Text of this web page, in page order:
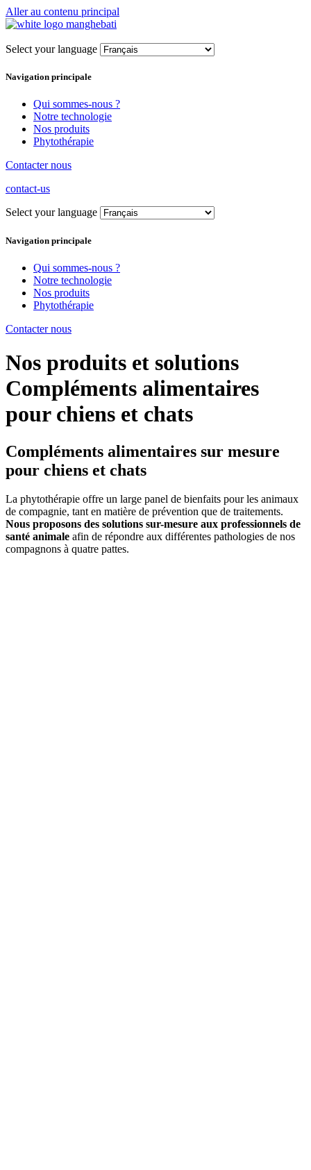
Aller au contenu principal
Select your language
Navigation principale
Qui sommes-nous ?
Notre technologie
Nos produits
Phytothérapie
Contacter nous
contact-us
Select your language
Navigation principale
Qui sommes-nous ?
Notre technologie
Nos produits
Phytothérapie
Contacter nous
Nos produits et solutions
Compléments alimentaires
pour chiens et chats
Compléments alimentaires sur mesure
pour chiens et chats
La phytothérapie offre un large panel de bienfaits pour les animaux
de compagnie, tant en matière de prévention que de traitements.
Nous proposons des solutions sur-mesure aux professionnels de
santé animale afin de répondre aux différentes pathologies de nos
compagnons à quatre pattes.